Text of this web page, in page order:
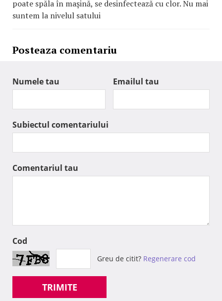
poate spăla în maşină, se desinfectează cu clor. Nu mai
suntem la nivelul satului
Posteaza comentariu
Numele tau Emailul tau
Subiectul comentariului
Comentariul tau
Cod
Greu de citit? Regenerare cod
TRIMITE